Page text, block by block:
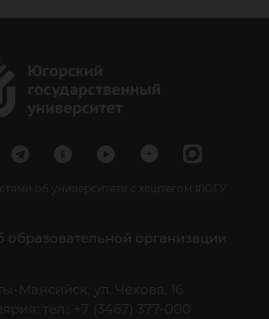
об университете с хештегом #ЮГУ
образовательной организации
Мансийск, ул. Чехова, 16
тел.: +7 (3467) 377-000